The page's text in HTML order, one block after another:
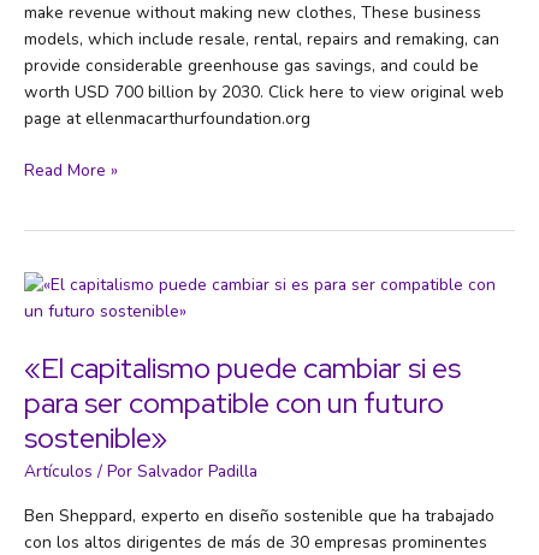
make revenue without making new clothes, These business
models, which include resale, rental, repairs and remaking, can
provide considerable greenhouse gas savings, and could be
worth USD 700 billion by 2030. Click here to view original web
page at ellenmacarthurfoundation.org
Rethinking
a
thriving
industry
Read More »
«El capitalismo puede cambiar si es
para ser compatible con un futuro
sostenible»
Artículos / Por Salvador Padilla
Ben Sheppard, experto en diseño sostenible que ha trabajado
con los altos dirigentes de más de 30 empresas prominentes